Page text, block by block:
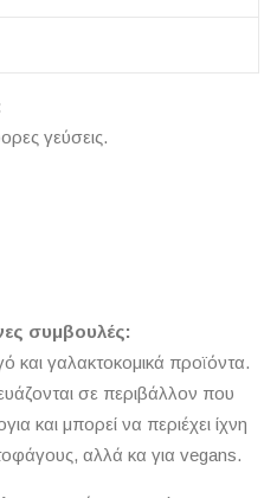
γεύσεις.
συμβουλές:
και γαλακτοκομικά προϊόντα.
σε περιβάλλον που
και μπορεί να περιέχει ίχνη
αλλά κα για vegans.